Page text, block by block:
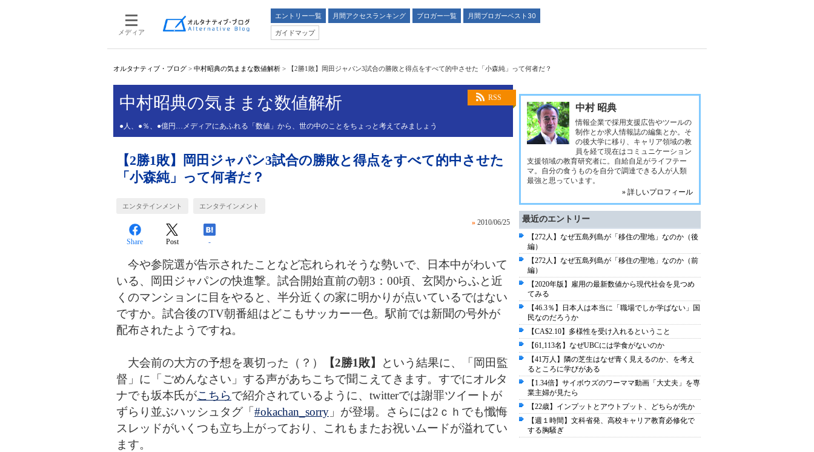
メディア
エントリー一覧 月間アクセスランキング ブロガー一覧
月間ブロガーベスト30
ガイドマップ
オルタナティブ・ブログ > 中村昭典の気ままな数値解析 > 【2勝1敗】岡田ジャパン3試合の勝敗と得点をすべて的中させた「小森純」って何者だ？
RSS
中村昭典の気ままな数値解析
●人、●％、●億円…メディアにあふれる「数値」から、世の中のことをちょっと考えてみましょう
【2勝1敗】岡田ジャパン3試合の勝敗と得点をすべて的中させた
「小森純」って何者だ？
エンタテインメント エンタテインメント
» 2010/06/25
Share Post -
今や参院選が告示されたことなど忘れられそうな勢いで、日本中がわいて
いる、岡田ジャパンの快進撃。試合開始直前の朝3：00頃、玄関からふと近
くのマンションに目をやると、半分近くの家に明かりが点いているではない
ですか。試合後のTV朝番組はどこもサッカー一色。駅前では新聞の号外が
配布されたようですね。
大会前の大方の予想を裏切った（？） 【2勝1敗】
という結果に、「岡田監
督」に「ごめんなさい」する声があちこちで聞こえてきます。すでにオルタ
ナでも坂本氏がこちらで紹介されているように、twitterでは謝罪ツイートが
ずらり並ぶハッシュタグ「 #okachan_sorry 」が登場。さらには2ｃｈでも懺悔
スレッドがいくつも立ち上がっており、これもまたお祝いムードが溢れてい
ます。
中村 昭典
情報企業で採用支援広告やツールの
制作とか求人情報誌の編集とか。そ
の後大学に移り、キャリア領域の教
員を経て現在はコミュニケーション
支援領域の教育研究者に。自給自足がライフテー
マ。自分の食うものを自分で調達できる人が人類
最強と思っています。
» 詳しいプロフィール
最近のエントリー
【272人】なぜ五島列島が「移住の聖地」なのか（後
編）
【272人】なぜ五島列島が「移住の聖地」なのか（前
編）
【2020年版】雇用の最新数値から現代社会を見つめ
てみる
【46.3％】日本人は本当に「職場でしか学ばない」国
民なのだろうか
【CA$2.10】多様性を受け入れるということ
【61,113名】なぜUBCには学食がないのか
【41万人】隣の芝生はなぜ青く見えるのか、を考え
るところに学びがある
【1.34倍】サイボウズのワーママ動画「大丈夫」を専
業主婦が見たら
【22歳】インプットとアウトプット、どちらが先か
【週１時間】文科省発、高校キャリア教育必修化で
する胸騒ぎ